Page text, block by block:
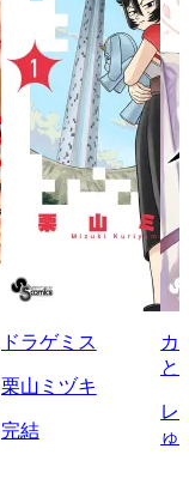
ドラゲミス
栗山ミヅキ
完結
カ
と
レ
ゅ